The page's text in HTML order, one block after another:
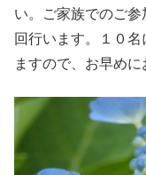
い。ご家族でのご
回行います。１０
ますので、お早めに